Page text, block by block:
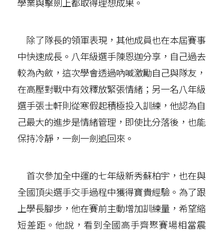
除了隊長的領軍表現，其他成員也在本屆賽事
中快速成長。八年級選手陳恩迦分享，自己過去
較為內斂，這次學會透過吶喊激勵自己與隊友，
在高壓對戰中有效釋放緊張情緒；另一名八年級
選手張士軒則從寒假起積極投入訓練，他認為自
己最大的進步是情緒管理，即使比分落後，也能
保持冷靜，一劍一劍追回來。
首次參加全中運的七年級新秀蘇柏宇，也在與
全國頂尖選手交手過程中獲得寶貴經驗。為了跟
上學長腳步，他在賽前主動增加訓練量，希望縮
短差距。他說，看到全國高手齊聚賽場相當震